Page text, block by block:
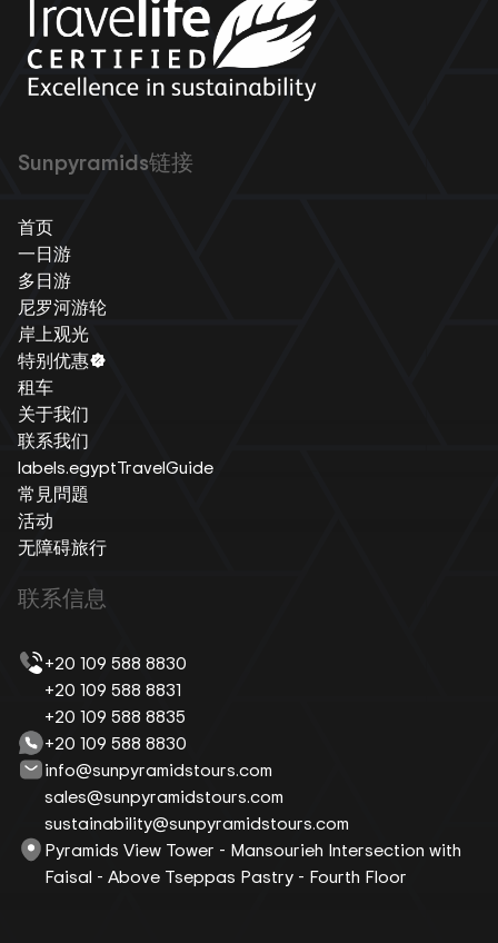
Sunpyramids链接
首页
一日游
多日游
尼罗河游轮
岸上观光
特别优惠
租车
关于我们
联系我们
labels.egyptTravelGuide
常見問題
活动
无障碍旅行
联系信息
+20 109 588 8830
+20 109 588 8831
+20 109 588 8835
+20 109 588 8830
info@sunpyramidstours.com
sales@sunpyramidstours.com
sustainability@sunpyramidstours.com
Pyramids View Tower - Mansourieh Intersection with
Faisal - Above Tseppas Pastry - Fourth Floor